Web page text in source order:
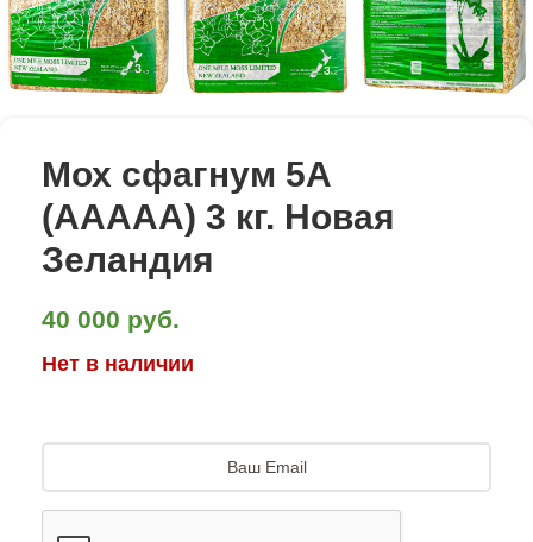
Мох сфагнум 5А
(AAAАА) 3 кг. Новая
Зеландия
40 000 руб.
Нет в наличии